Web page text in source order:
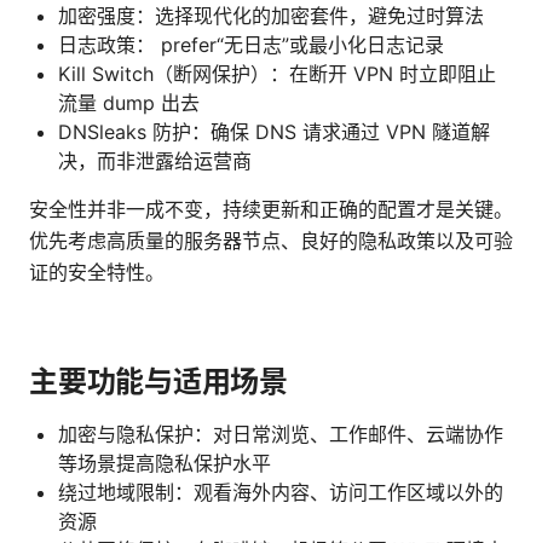
加密强度：选择现代化的加密套件，避免过时算法
日志政策： prefer“无日志”或最小化日志记录
Kill Switch（断网保护）：在断开 VPN 时立即阻止
流量 dump 出去
DNSleaks 防护：确保 DNS 请求通过 VPN 隧道解
决，而非泄露给运营商
安全性并非一成不变，持续更新和正确的配置才是关键。
优先考虑高质量的服务器节点、良好的隐私政策以及可验
证的安全特性。
主要功能与适用场景
加密与隐私保护：对日常浏览、工作邮件、云端协作
等场景提高隐私保护水平
绕过地域限制：观看海外内容、访问工作区域以外的
资源